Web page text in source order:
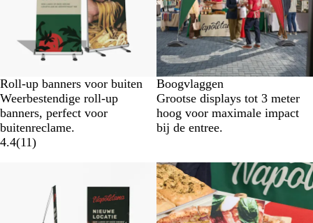
Roll-up banners voor buiten
Weerbestendige roll-up
banners, perfect voor
buitenreclame.
4.4(11)
Boogvlaggen
Grootse displays tot 3 meter
hoog voor maximale impact
bij de entree.